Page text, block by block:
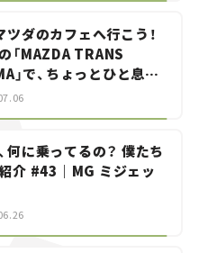
ツダのカフェへ行こう！
「MAZDA TRANS
」で、ちょっとひと息。
CCGとクルマでどうす
何に乗ってるの？ 僕たち
介 #43｜MG ミジェッ